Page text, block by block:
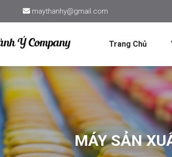
maythanhy@gmail.com
Trang Chủ
MÁY SẢN